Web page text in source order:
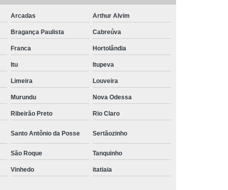
etiqueta branca adesiva Araras
loja de etiqueta adesiva branca multiuso Sumaré
quanto custa etiqueta adesiva branca Jardim Pedroso
loja de etiqueta branca redonda Americana
JOIA
etiqueta adesiva branca Jardim das Oliveiras
etiqueta adesiva branca a4 Park comercial de
Arcadas Arthur Alvim
Bragança Paulista Cabreúva
Franca Hortolândia
Itu Itupeva
Limeira Louveira
Murundu Nova Odessa
Ribeirão Preto Rio Claro
Santo Antônio da Posse Sertãozinho
São Roque Tanquinho
Vinhedo itatiaia